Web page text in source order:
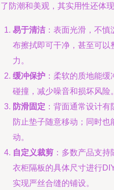
防潮和美观，其实用性还体
易于清洁：表面光滑，不慎
布擦拭即可干净，甚至可
力。
缓冲保护 ：柔软的质地能
碰撞，减少噪音和损坏风险。
防滑固定 ：背面通常设计
防止垫子随意移动；同时
动。
自定义裁剪 ：多数产品支
衣柜隔板的具体尺寸进行
实现严丝合缝的铺设。